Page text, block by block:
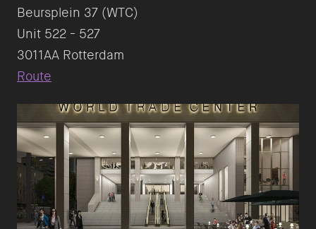
Beursplein 37 (WTC)
Unit 522 - 527
Route